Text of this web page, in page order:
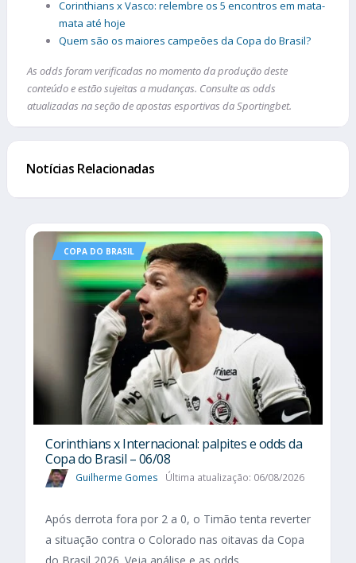
Corinthians x Vasco: relembre os 5 encontros em mata-
mata até hoje
Quem são os maiores campeões da Copa do Brasil?
As odds foram verificadas no momento da produção deste
conteúdo e estão sujeitas a mudanças. Consulte as odds
atualizadas na seção de apostas esportivas da Sportingbet.
Notícias Relacionadas
COPA DO BRASIL
Corinthians x Internacional: palpites e odds da
Copa do Brasil – 06/08
Guilherme Gomes Última atualização: 06/08/2026
Após derrota fora por 2 a 0, o Timão tenta reverter
a situação contra o Colorado nas oitavas da Copa